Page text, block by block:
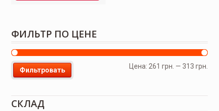
ФИЛЬТР ПО ЦЕНЕ
Фильтровать
Цена: 261 грн. —313 грн.
СКЛАД